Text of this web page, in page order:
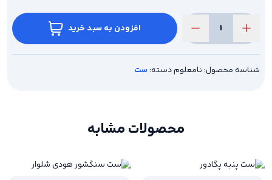
ست
تیشرت
شلوارک
جردن
افزودن به سبد خرید
شناسه محصول:نامعلومدسته:ست
محصولات مشابه